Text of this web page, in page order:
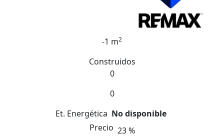
-1 m2
Construidos
0
0
Et. Energética No disponible
Precio 23 %